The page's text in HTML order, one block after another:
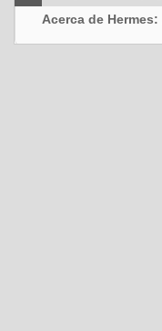
Acerca de Hermes: